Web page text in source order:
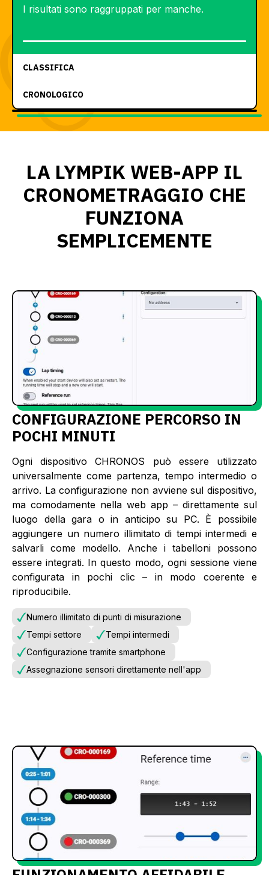
I risultati sono raggruppati per manche.
CLASSIFICA
CRONOLOGICO
LA LYMPIK WEB-APP IL
CRONOMETRAGGIO CHE
FUNZIONA
SEMPLICEMENTE
CONFIGURAZIONE PERCORSO IN
POCHI MINUTI
Ogni dispositivo CHRONOS può essere utilizzato
universalmente come partenza, tempo intermedio o
arrivo. La configurazione non avviene sul dispositivo,
ma comodamente nella web app – direttamente sul
luogo della gara o in anticipo su PC. È possibile
aggiungere un numero illimitato di tempi intermedi e
salvarli come modello. Anche i tabelloni possono
essere integrati. In questo modo, ogni sessione viene
configurata in pochi clic – in modo coerente e
riproducibile.
Numero illimitato di punti di misurazione
Tempi settore
Tempi intermedi
Configurazione tramite smartphone
Assegnazione sensori direttamente nell'app